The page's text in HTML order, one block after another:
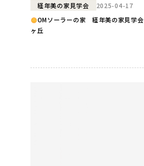
経年美の家見学会
2025-04-17
OMソーラーの家 経年美の家見学会
ヶ丘